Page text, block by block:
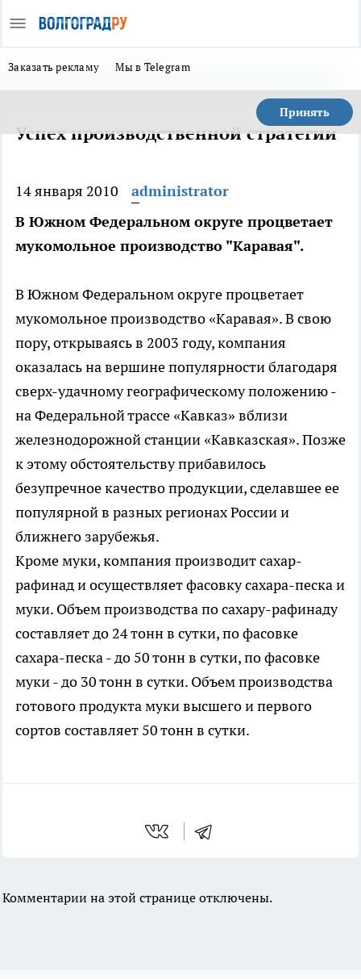
Заказать рекламу Мы в Telegram
Принять
Успех производственной стратегии
14 января 2010
administrator
В Южном Федеральном округе процветает
мукомольное производство "Каравая".
В Южном Федеральном округе процветает
мукомольное производство «Каравая». В свою
пору, открываясь в 2003 году, компания
оказалась на вершине популярности благодаря
сверх-удачному географическому положению -
на Федеральной трассе «Кавказ» вблизи
железнодорожной станции «Кавказская». Позже
к этому обстоятельству прибавилось
безупречное качество продукции, сделавшее ее
популярной в разных регионах России и
ближнего зарубежья.
Кроме муки, компания производит сахар-
рафинад и осуществляет фасовку сахара-песка и
муки. Объем производства по сахару-рафинаду
составляет до 24 тонн в сутки, по фасовке
сахара-песка - до 50 тонн в сутки, по фасовке
муки - до 30 тонн в сутки. Объем производства
готового продукта муки высшего и первого
сортов составляет 50 тонн в сутки.
Комментарии на этой странице отключены.